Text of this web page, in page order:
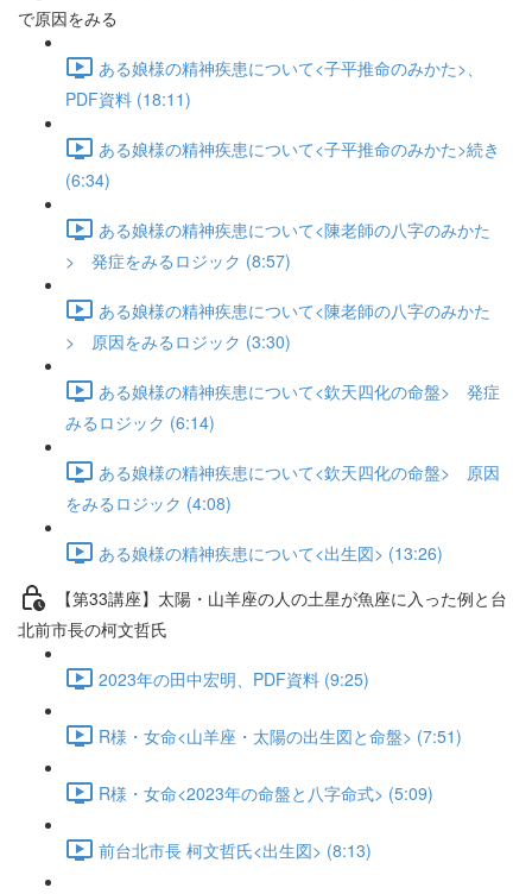
で原因をみる
ある娘様の精神疾患について<子平推命のみかた>、
PDF資料 (18:11)
ある娘様の精神疾患について<子平推命のみかた>続き
(6:34)
ある娘様の精神疾患について<陳老師の八字のみかた
> 発症をみるロジック (8:57)
ある娘様の精神疾患について<陳老師の八字のみかた
> 原因をみるロジック (3:30)
ある娘様の精神疾患について<欽天四化の命盤> 発症
みるロジック (6:14)
ある娘様の精神疾患について<欽天四化の命盤> 原因
をみるロジック (4:08)
ある娘様の精神疾患について<出生図> (13:26)
【第33講座】太陽・山羊座の人の土星が魚座に入った例と台
北前市長の柯文哲氏
2023年の田中宏明、PDF資料 (9:25)
R様・女命<山羊座・太陽の出生図と命盤> (7:51)
R様・女命<2023年の命盤と八字命式> (5:09)
前台北市長 柯文哲氏<出生図> (8:13)